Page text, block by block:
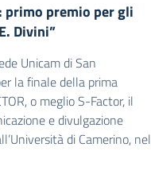
primo premio per gli
Divini”
Unicam di San
la finale della prima
o meglio S-Factor, il
e divulgazione
di Camerino, nel